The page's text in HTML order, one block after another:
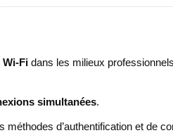
Wi-Fi dans les milieux
simultanées.
méthodes d’authentification et de